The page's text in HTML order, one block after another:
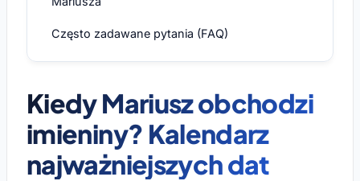
Często zadawane pytania (FAQ)
Kiedy Mariusz obchodzi
imieniny? Kalendarz
najważniejszych dat